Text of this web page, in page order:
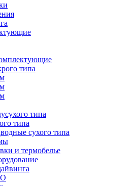
типа
типа
типа
сухого типа
и термобелье